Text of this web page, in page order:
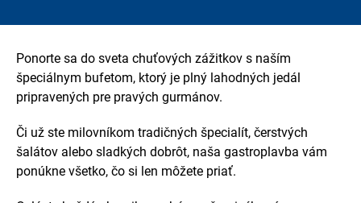
Ponorte sa do sveta chuťových zážitkov s naším
špeciálnym bufetom, ktorý je plný lahodných jedál
pripravených pre pravých gurmánov.
Či už ste milovníkom tradičných špecialít, čerstvých
šalátov alebo sladkých dobrôt, naša gastroplavba vám
ponúkne všetko, čo si len môžete priať.